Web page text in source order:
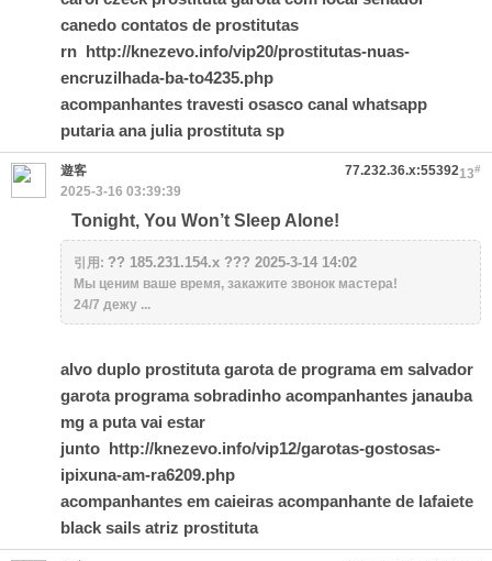
canedo contatos de prostitutas
rn http://knezevo.info/vip20/prostitutas-nuas-
encruzilhada-ba-to4235.php
acompanhantes travesti osasco canal whatsapp
putaria ana julia prostituta sp
13#
遊客
77.232.36.x:55392
2025-3-16 03:39:39
Tonight, You Won’t Sleep Alone!
引用: ?? 185.231.154.x ??? 2025-3-14 14:02
Мы ценим ваше время, закажите звонок мастера!
24/7 дежу ...
alvo duplo prostituta garota de programa em salvador
garota programa sobradinho acompanhantes janauba
mg a puta vai estar
junto http://knezevo.info/vip12/garotas-gostosas-
ipixuna-am-ra6209.php
acompanhantes em caieiras acompanhante de lafaiete
black sails atriz prostituta